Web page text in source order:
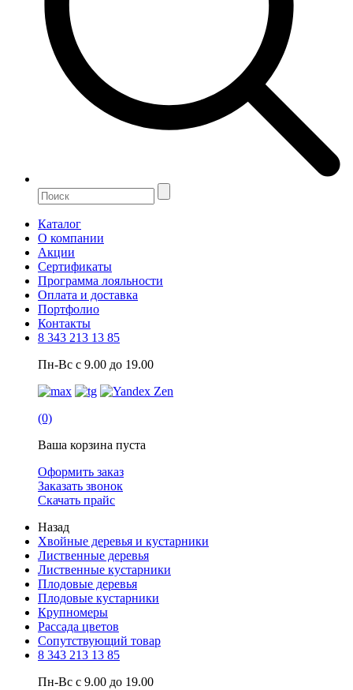
Каталог
О компании
Акции
Сертификаты
Программа лояльности
Оплата и доставка
Портфолио
Контакты
8 343 213 13 85
Пн-Вс с 9.00 до 19.00
(0)
Ваша корзина пуста
Оформить заказ
Заказать звонок
Скачать прайс
Назад
Хвойные деревья и кустарники
Лиственные деревья
Лиственные кустарники
Плодовые деревья
Плодовые кустарники
Крупномеры
Рассада цветов
Сопутствующий товар
8 343 213 13 85
Пн-Вс с 9.00 до 19.00